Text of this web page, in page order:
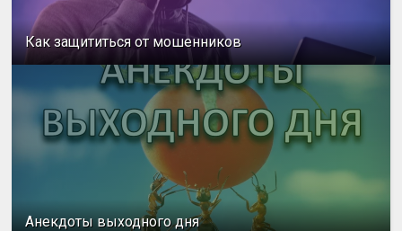
Как защититься от мошенников
Анекдоты выходного дня